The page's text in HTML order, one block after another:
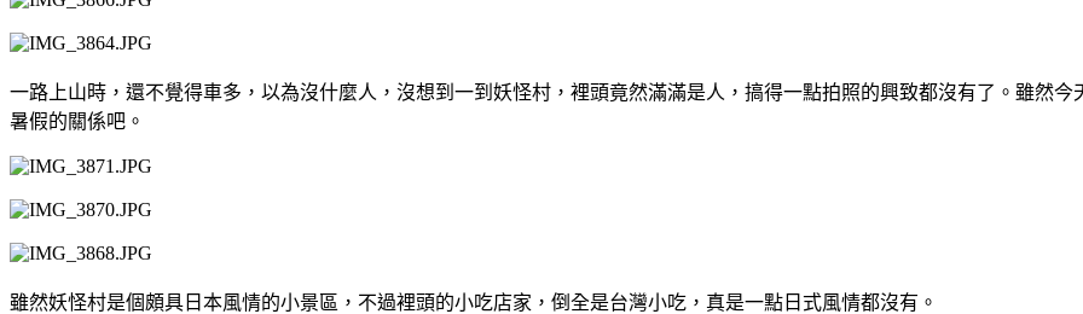
一路上山時，還不覺得車多，以為沒什麼人，沒想到一到妖怪村，裡頭竟然滿滿是人，搞得一點拍照的興致都沒有了。雖然
暑假的關係吧。
雖然妖怪村是個頗具日本風情的小景區，不過裡頭的小吃店家，倒全是台灣小吃，真是一點日式風情都沒有。